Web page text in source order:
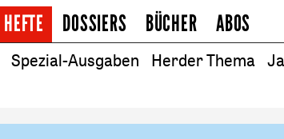
HEFTE DOSSIERS BÜCHER ABOS
Spezial-Ausgaben Herder Thema